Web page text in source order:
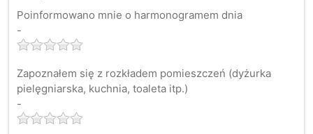
Poinformowano mnie o harmonogramem dnia
-
Zapoznałem się z rozkładem pomieszczeń (dyżurka
pielęgniarska, kuchnia, toaleta itp.)
-